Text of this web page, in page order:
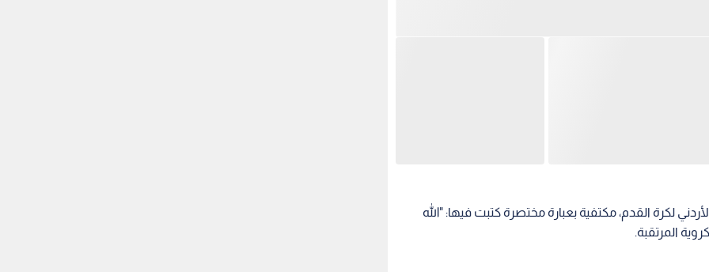
لكرة القدم، مكتفية بعبارة مختصرة كتبت فيها: "الله
المرتقبة.